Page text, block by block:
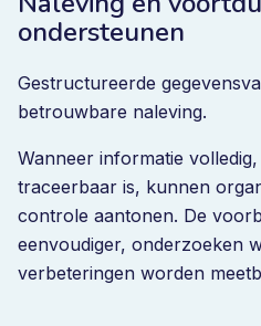
ondersteunen
Gestructureerde
betrouwbare naleving.
Wanneer informatie
traceerbaar is, kunnen
controle aantonen. De
eenvoudiger, onderzoeken
verbeteringen worden